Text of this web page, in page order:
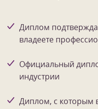
Диплом
владеете
Официальный
индустрии
Диплом, с которым